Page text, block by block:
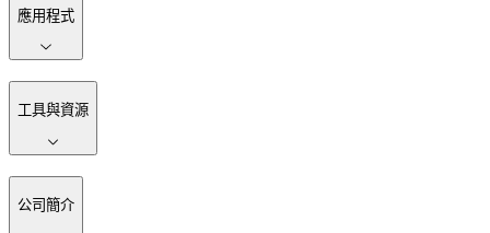
應用程式
工具與資源
公司簡介